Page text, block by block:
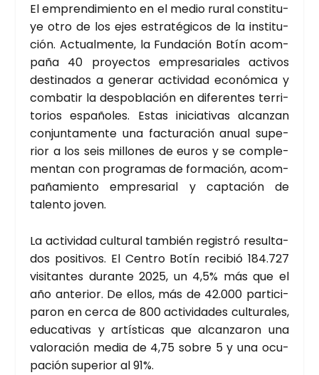
El empren­di­mien­to en el medio rural cons­ti­tu­
ye otro de los ejes estra­té­gi­cos de la ins­ti­tu­
ción. Actual­men­te, la Fun­da­ción Botín acom­
pa­ña 40 pro­yec­tos empre­sa­ria­les acti­vos
des­ti­na­dos a gene­rar acti­vi­dad eco­nó­mi­ca y
com­ba­tir la des­po­bla­ción en dife­ren­tes terri­
to­rios espa­ño­les. Estas ini­cia­ti­vas alcan­zan
con­jun­ta­men­te una fac­tu­ra­ción anual supe­
rior a los seis millo­nes de euros y se com­ple­
men­tan con pro­gra­mas de for­ma­ción, acom­
pa­ña­mien­to empre­sa­rial y cap­ta­ción de
talen­to joven.
La acti­vi­dad cul­tu­ral tam­bién regis­tró resul­ta­
dos posi­ti­vos. El Cen­tro Botín reci­bió 184.727
visi­tan­tes duran­te 2025, un 4,5% más que el
año ante­rior. De ellos, más de 42.000 par­ti­ci­
pa­ron en cer­ca de 800 acti­vi­da­des cul­tu­ra­les,
edu­ca­ti­vas y artís­ti­cas que alcan­za­ron una
valo­ra­ción media de 4,75 sobre 5 y una ocu­
pa­ción supe­rior al 91%.